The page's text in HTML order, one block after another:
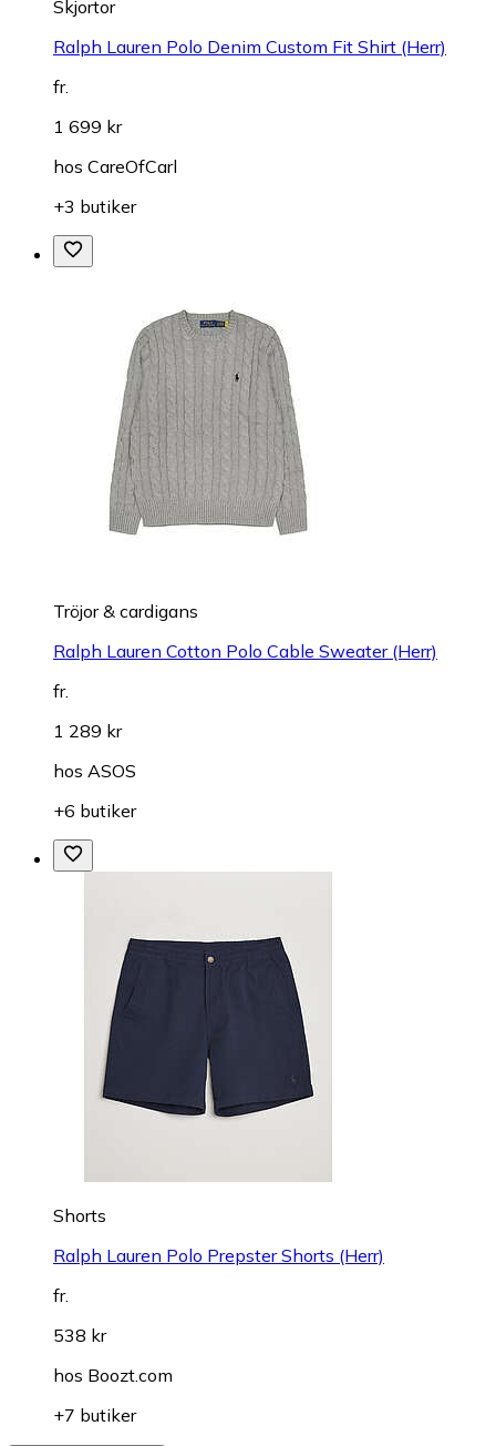
Skjortor
Ralph Lauren Polo Denim Custom Fit Shirt (Herr)
fr.
1 699 kr
hos CareOfCarl
+3 butiker
Tröjor & cardigans
Ralph Lauren Cotton Polo Cable Sweater (Herr)
fr.
1 289 kr
hos ASOS
+6 butiker
Shorts
Ralph Lauren Polo Prepster Shorts (Herr)
fr.
538 kr
hos Boozt.com
+7 butiker